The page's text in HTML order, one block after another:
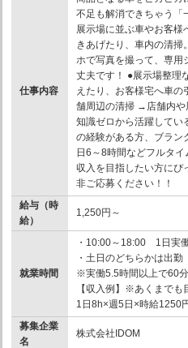
仕事内容
不足も解消できちゃう
展示場に並ぶ車やお客様
きあげたり、車内の清
ホで写真を撮って、専用
丈夫です！ ●展示場整理
えたり、お客様宅へ車
舗周辺の清掃 →店舗内や
知識ゼロから活躍してい
の経験がある方、ブラン
日6～8時間などフルタ
収入を目指したい方にぴ
非ご応募ください！！
給与（時
給）
1,250円～
就業時間
・10:00～18:00 1日実
・土日のどちらかは出勤
※実働5.5時間以上で60
【収入例】※あくまでも
1日8h×週5日×時給1250
募集企業
名
株式会社IDOM